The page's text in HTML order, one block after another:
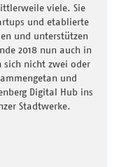
viele. Sie
und etablierte
und unterstützen
2018 nun auch in
sich nicht zwei oder
und
Digital Hub ins
Stadtwerke.